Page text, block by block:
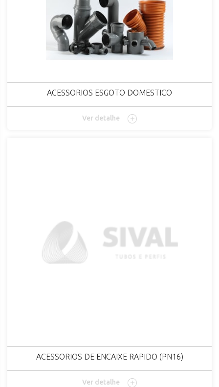
ACESSORIOS ESGOTO DOMESTICO
Ver detalhe
ACESSORIOS DE ENCAIXE RAPIDO (PN16)
Ver detalhe